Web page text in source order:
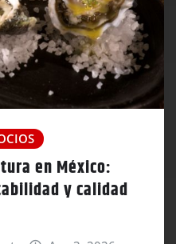
en México:
y calidad